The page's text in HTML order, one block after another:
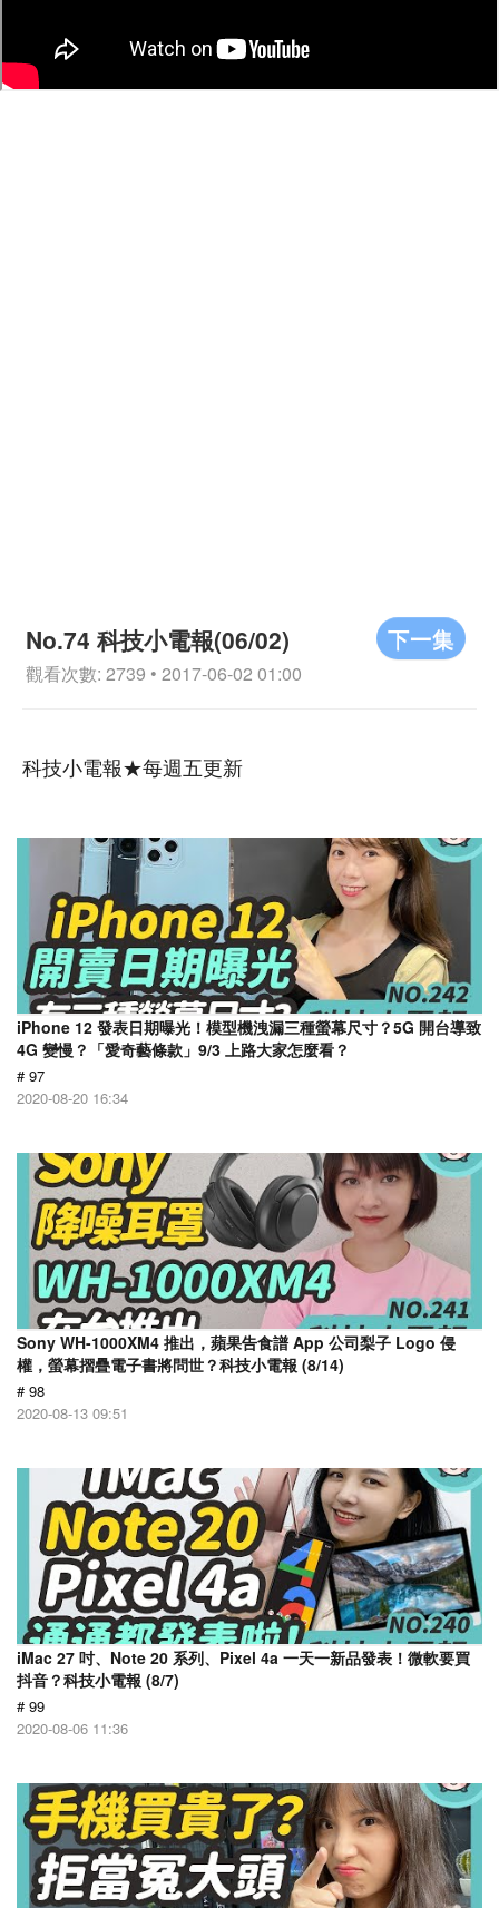
下一集
No.74 科技小電報(06/02)
觀看次數: 2739 • 2017-06-02 01:00
科技小電報★每週五更新
iPhone 12 發表日期曝光！模型機洩漏三種螢幕尺寸？5G 開台導致
4G 變慢？「愛奇藝條款」9/3 上路大家怎麼看？
# 97
2020-08-20 16:34
Sony WH-1000XM4 推出，蘋果告食譜 App 公司梨子 Logo 侵
權，螢幕摺疊電子書將問世？科技小電報 (8/14)
# 98
2020-08-13 09:51
iMac 27 吋、Note 20 系列、Pixel 4a 一天一新品發表！微軟要買
抖音？科技小電報 (8/7)
# 99
2020-08-06 11:36